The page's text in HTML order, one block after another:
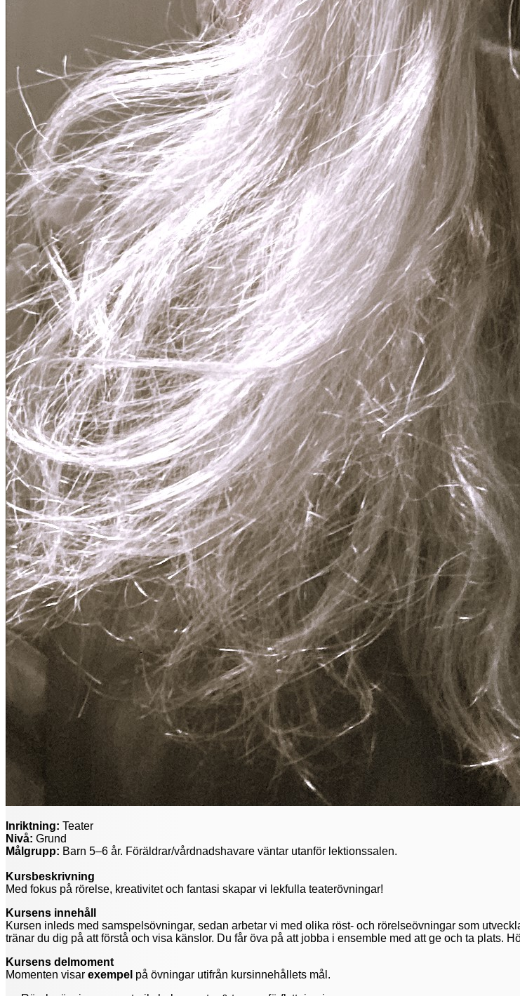
Inriktning: Teater
Nivå: Grund
Målgrupp: Barn 5–6 år. Föräldrar/vårdnadshavare väntar utanför lektionssalen.
Kursbeskrivning
Med fokus på rörelse, kreativitet och fantasi skapar vi lekfulla teaterövningar!
Kursens innehåll
Kursen inleds med samspelsövningar, sedan arbetar vi med olika röst- och rörelseövningar som
tränar du dig på att förstå och visa känslor. Du får öva på att jobba i ensemble med att ge och ta plats.
Kursens delmoment
Momenten visar exempel på övningar utifrån kursinnehållets mål.